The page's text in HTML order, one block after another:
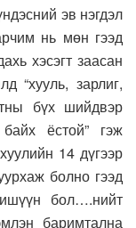
эв нэгдэл
нь мөн гээд
хэсэгт заасан
“хууль, зарлиг,
бүх шийдвэр
ёстой” гэж
14 дүгээр
болно гээд
бол….нийт
баримтална